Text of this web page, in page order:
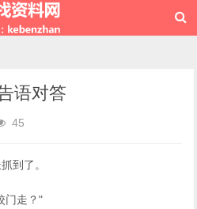
语对答
45
到了。
走？"